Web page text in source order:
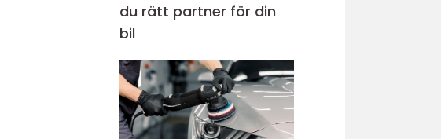
du rätt partner för din
bil